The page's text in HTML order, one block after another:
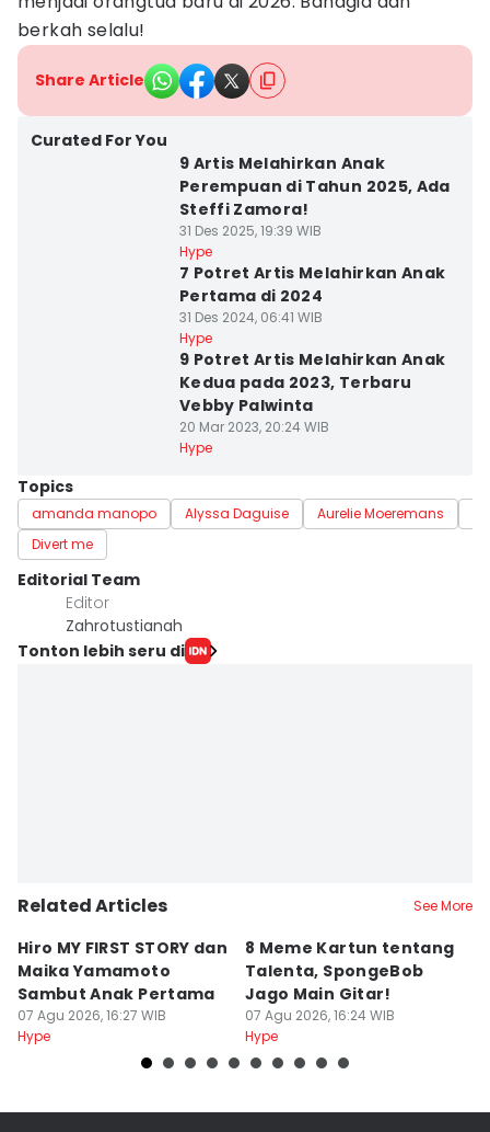
berkah selalu!
Share Article
Curated For You
9 Artis Melahirkan Anak
Perempuan di Tahun 2025, Ada
Steffi Zamora!
31 Des 2025, 19:39 WIB
Hype
7 Potret Artis Melahirkan Anak
Pertama di 2024
31 Des 2024, 06:41 WIB
Hype
9 Potret Artis Melahirkan Anak
Kedua pada 2023, Terbaru
Vebby Palwinta
20 Mar 2023, 20:24 WIB
Hype
Topics
amanda manopo Alyssa Daguise Aurelie Moeremans
Divert me
Editorial Team
Editor
Zahrotustianah
Tonton lebih seru di
Related Articles See More
Hiro MY FIRST STORY dan
Maika Yamamoto
Sambut Anak Pertama
07 Agu 2026, 16:27 WIB
Hype
8 Meme Kartun tentang
Talenta, SpongeBob
Jago Main Gitar!
07 Agu 2026, 16:24 WIB
Hype